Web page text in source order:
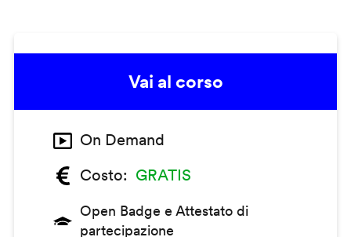
Vai al corso
On Demand
Costo
GRATIS
Open Badge e Attestato di
partecipazione